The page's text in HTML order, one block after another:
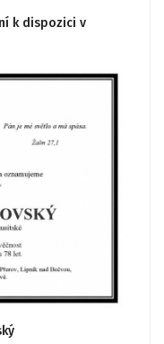
k dispozici v